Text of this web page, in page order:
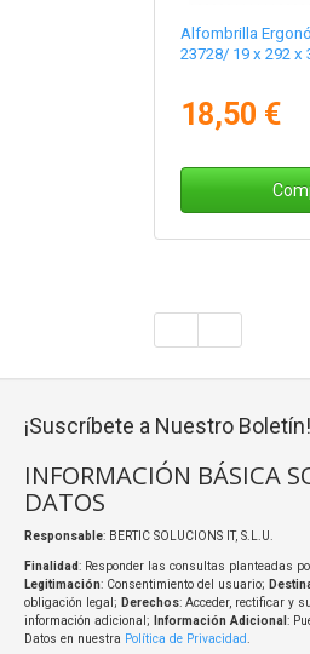
Alfombrilla
23728/ 19 x 292 x
18,50 €
¡Suscríbete a Nuestro Boletín!
INFORMACIÓN BÁSICA
DATOS
Responsable: BERTIC SOLUCIONS IT, S.L.U.
Finalidad: Responder las consultas planteadas
Legitimación: Consentimiento del usuario;
obligación legal; Derechos: Acceder, rectificar y
información adicional;
Información Adicional :
Datos en nuestra Política de Privacidad